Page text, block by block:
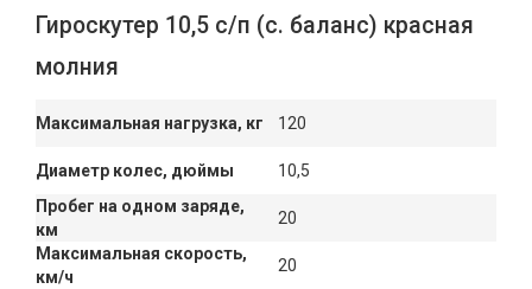
Гироскутер 10,5 с/п (с. баланс) красная
молния
Максимальная нагрузка, кг 120
Диаметр колес, дюймы
10,5
Пробег на одном заряде,
км
20
Максимальная скорость,
км/ч
20